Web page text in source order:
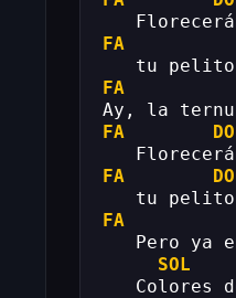
FA
tu
FA
Ay, la
FA
DO
FA
DO
tu
FA
Pero ya
SOL
Colores